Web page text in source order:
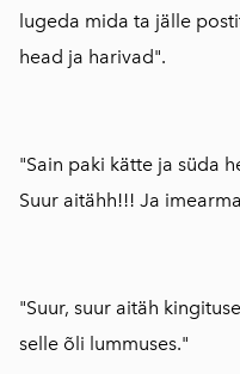
lugeda mida ta jälle
head ja harivad".
"Sain paki kätte ja süda
Suur aitähh!!! Ja
"Suur, suur aitäh
selle õli lummuses."